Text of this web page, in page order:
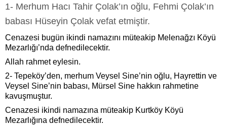
1- Merhum Hacı Tahir Çolak’ın oğlu, Fehmi Çolak’ın
babası Hüseyin Çolak vefat etmiştir.
Cenazesi bugün ikindi namazını müteakip Melenağzı Köyü
Mezarlığı’nda defnedilecektir.
Allah rahmet eylesin.
2- Tepeköy’den, merhum Veysel Sine’nin oğlu, Hayrettin ve
Veysel Sine’nin babası, Mürsel Sine hakkın rahmetine
kavuşmuştur.
Cenazesi ikindi namazına müteakip Kurtköy Köyü
Mezarlığına defnedilecektir.